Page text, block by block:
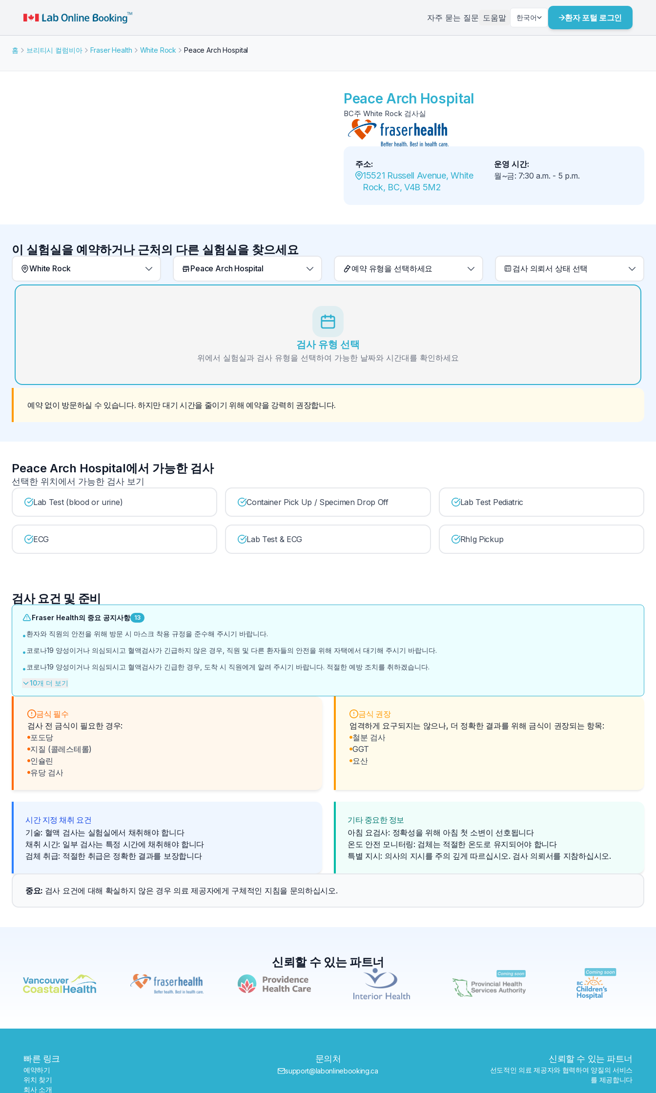
자주 묻는 질문 도움말 한국어 환자 포털 로그인
홈 브리티시 컬럼비아 Fraser Health White Rock Peace Arch Hospital
Peace Arch Hospital
BC주 White Rock 검사실
주소:
15521 Russell Avenue, White
Rock, BC, V4B 5M2
운영 시간:
월~금: 7:30 a.m. - 5 p.m.
이 실험실을 예약하거나 근처의 다른 실험실을 찾으세요
White Rock Peace Arch Hospital 예약 유형을 선택하세요 검사 의뢰서 상태 선택
검사 유형 선택
위에서 실험실과 검사 유형을 선택하여 가능한 날짜와 시간대를 확인하세요
예약 없이 방문하실 수 있습니다. 하지만 대기 시간을 줄이기 위해 예약을 강력히 권장합니다.
Peace Arch Hospital에서 가능한 검사
선택한 위치에서 가능한 검사 보기
Lab Test (blood or urine) Container Pick Up / Specimen Drop Off Lab Test Pediatric
ECG Lab Test & ECG RhIg Pickup
검사 요건 및 준비
Fraser Health의 중요 공지사항 13
•환자와 직원의 안전을 위해 방문 시 마스크 착용 규정을 준수해 주시기 바랍니다.
• 코로나19 양성이거나 의심되시고 혈액검사가 긴급하지 않은 경우, 직원 및 다른 환자들의 안전을 위해 자택에서 대기해 주시기 바랍니다.
• 코로나19 양성이거나 의심되시고 혈액검사가 긴급한 경우, 도착 시 직원에게 알려 주시기 바랍니다. 적절한 예방 조치를 취하겠습니다.
10개 더 보기
금식 필수
검사 전 금식이 필요한 경우:
포도당
지질 (콜레스테롤)
인슐린
유당 검사
금식 권장
엄격하게 요구되지는 않으나, 더 정확한 결과를 위해 금식이 권장되는 항목:
철분 검사
GGT
요산
시간 지정 채취 요건
기술: 혈액 검사는 실험실에서 채취해야 합니다
채취 시간: 일부 검사는 특정 시간에 채취해야 합니다
검체 취급: 적절한 취급은 정확한 결과를 보장합니다
기타 중요한 정보
아침 요검사: 정확성을 위해 아침 첫 소변이 선호됩니다
온도 안전 모니터링: 검체는 적절한 온도로 유지되어야 합니다
특별 지시: 의사의 지시를 주의 깊게 따르십시오. 검사 의뢰서를 지참하십시오.
중요: 검사 요건에 대해 확실하지 않은 경우 의료 제공자에게 구체적인 지침을 문의하십시오.
신뢰할 수 있는 파트너
빠른 링크
예약하기
위치 찾기
회사 소개
문의처
support@labonlinebooking.ca
신뢰할 수 있는 파트너
선도적인 의료 제공자와 협력하여 양질의 서비스
를 제공합니다